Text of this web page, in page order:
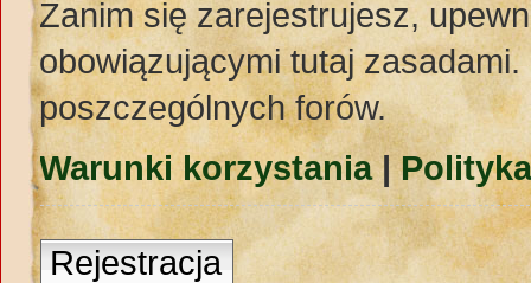
Zanim się zarejestrujesz,
obowiązującymi tutaj
poszczególnych forów.
Warunki korzystania|
Rejestracja